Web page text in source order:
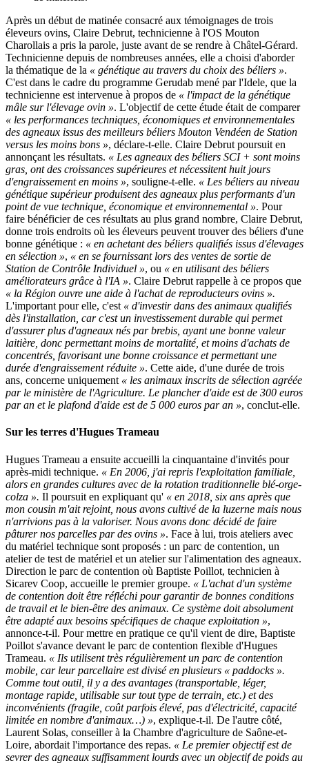
Après un début de matinée consacré aux témoignages de trois
éleveurs ovins, Claire Debrut, technicienne à l'OS Mouton
Charollais a pris la parole, juste avant de se rendre à Châtel-Gérard.
Technicienne depuis de nombreuses années, elle a choisi d'aborder
la thématique de la « génétique au travers du choix des béliers ».
C'est dans le cadre du programme Gerudab mené par l'Idele, que la
technicienne est intervenue à propos de « l'impact de la génétique
mâle sur l'élevage ovin ». L'objectif de cette étude était de comparer
« les performances techniques, économiques et environnementales
des agneaux issus des meilleurs béliers Mouton Vendéen de Station
versus les moins bons », déclare-t-elle. Claire Debrut poursuit en
annonçant les résultats. « Les agneaux des béliers SCI + sont moins
gras, ont des croissances supérieures et nécessitent huit jours
d'engraissement en moins », souligne-t-elle. « Les béliers au niveau
génétique supérieur produisent des agneaux plus performants d'un
point de vue technique, économique et environnemental ». Pour
faire bénéficier de ces résultats au plus grand nombre, Claire Debrut,
donne trois endroits où les éleveurs peuvent trouver des béliers d'une
bonne génétique : « en achetant des béliers qualifiés issus d'élevages
en sélection », « en se fournissant lors des ventes de sortie de
Station de Contrôle Individuel », ou « en utilisant des béliers
améliorateurs grâce à l'IA ». Claire Debrut rappelle à ce propos que
« la Région ouvre une aide à l'achat de reproducteurs ovins ».
L'important pour elle, c'est « d'investir dans des animaux qualifiés
dès l'installation, car c'est un investissement durable qui permet
d'assurer plus d'agneaux nés par brebis, ayant une bonne valeur
laitière, donc permettant moins de mortalité, et moins d'achats de
concentrés, favorisant une bonne croissance et permettant une
durée d'engraissement réduite ». Cette aide, d'une durée de trois
ans, concerne uniquement « les animaux inscrits de sélection agréée
par le ministère de l'Agriculture. Le plancher d'aide est de 300 euros
par an et le plafond d'aide est de 5 000 euros par an », conclut-elle.
Sur les terres d'Hugues Trameau
Hugues Trameau a ensuite accueilli la cinquantaine d'invités pour
après-midi technique. « En 2006, j'ai repris l'exploitation familiale,
alors en grandes cultures avec de la rotation traditionnelle blé-orge-
colza ». Il poursuit en expliquant qu' « en 2018, six ans après que
mon cousin m'ait rejoint, nous avons cultivé de la luzerne mais nous
n'arrivions pas à la valoriser. Nous avons donc décidé de faire
pâturer nos parcelles par des ovins ». Face à lui, trois ateliers avec
du matériel technique sont proposés : un parc de contention, un
atelier de test de matériel et un atelier sur l'alimentation des agneaux.
Direction le parc de contention où Baptiste Poillot, technicien à
Sicarev Coop, accueille le premier groupe. « L'achat d'un système
de contention doit être réfléchi pour garantir de bonnes conditions
de travail et le bien-être des animaux. Ce système doit absolument
être adapté aux besoins spécifiques de chaque exploitation »,
annonce-t-il. Pour mettre en pratique ce qu'il vient de dire, Baptiste
Poillot s'avance devant le parc de contention flexible d'Hugues
Trameau. « Ils utilisent très régulièrement un parc de contention
mobile, car leur parcellaire est divisé en plusieurs « paddocks ».
Comme tout outil, il y a des avantages (transportable, léger,
montage rapide, utilisable sur tout type de terrain, etc.) et des
inconvénients (fragile, coût parfois élevé, pas d'électricité, capacité
limitée en nombre d'animaux…) », explique-t-il. De l'autre côté,
Laurent Solas, conseiller à la Chambre d'agriculture de Saône-et-
Loire, abordait l'importance des repas. « Le premier objectif est de
sevrer des agneaux suffisamment lourds avec un objectif de poids au